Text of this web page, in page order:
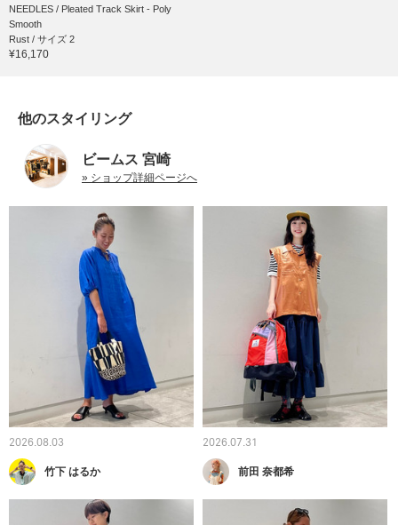
NEEDLES / Pleated Track Skirt - Poly
Smooth
Rust / サイズ 2
¥16,170
他のスタイリング
ビームス 宮崎
» ショップ詳細ページへ
2026.08.03
竹下 はるか
2026.07.31
前田 奈都希